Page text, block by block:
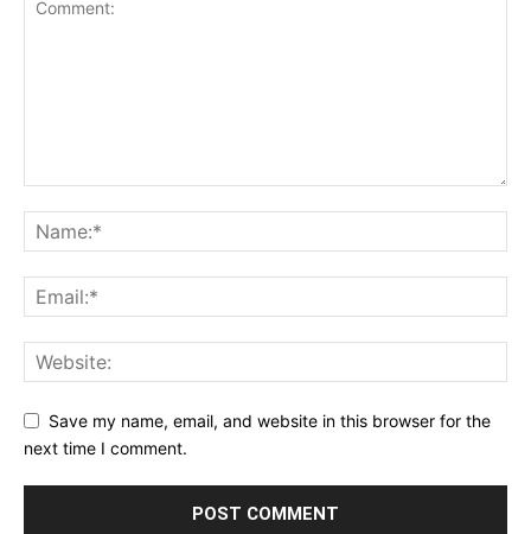
Save my name, email, and website in this browser for the
next time I comment.